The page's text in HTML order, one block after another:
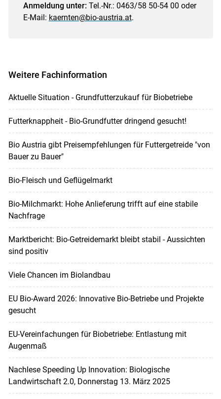
Anmeldung unter: Tel.-Nr.: 0463/58 50-54 00 oder
E-Mail: kaernten@bio-austria.at.
Weitere Fachinformation
Aktuelle Situation - Grundfutterzukauf für Biobetriebe
Futterknappheit - Bio-Grundfutter dringend gesucht!
Bio Austria gibt Preisempfehlungen für Futtergetreide "von
Bauer zu Bauer"
Bio-Fleisch und Geflügelmarkt
Bio-Milchmarkt: Hohe Anlieferung trifft auf eine stabile
Nachfrage
Marktbericht: Bio-Getreidemarkt bleibt stabil - Aussichten
sind positiv
Viele Chancen im Biolandbau
EU Bio-Award 2026: Innovative Bio-Betriebe und Projekte
gesucht
EU-Verein­fachungen für Biobetriebe: Entlastung mit
Augenmaß
Nachlese Speeding Up Innovation: Biologische
Landwirtschaft 2.0, Donnerstag 13. März 2025